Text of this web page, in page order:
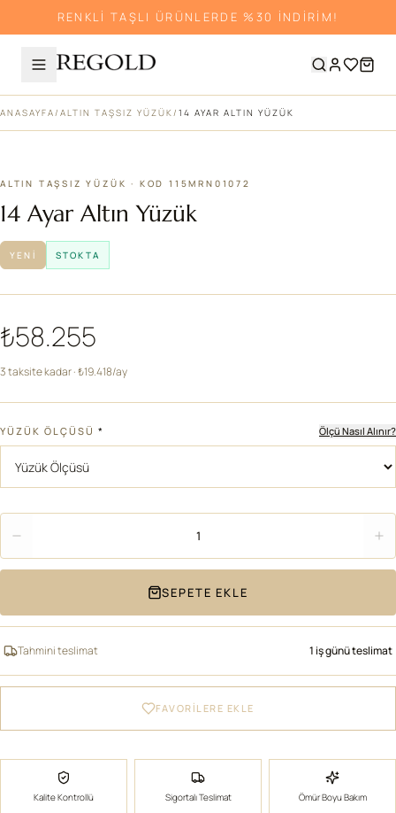
RENKLİ TAŞLI ÜRÜNLERDE %30 İNDİRİM!
ANASAYFA/ ALTIN TAŞSIZ YÜZÜK/ 14 AYAR ALTIN YÜZÜK
ALTIN TAŞSIZ YÜZÜK · KOD 115MRN01072
14 Ayar Altın Yüzük
YENI STOKTA
₺58.255
3 taksite kadar · ₺19.418/ay
YÜZÜK ÖLÇÜSÜ * Ölçü Nasıl Alınır?
1
SEPETE EKLE
Tahmini teslimat 1 iş günü teslimat
FAVORİLERE EKLE
Kalite Kontrollü Sigortalı Teslimat Ömür Boyu Bakım